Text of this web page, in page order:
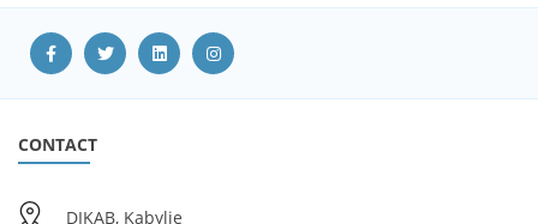
CONTACT
DIKAB, Kabylie